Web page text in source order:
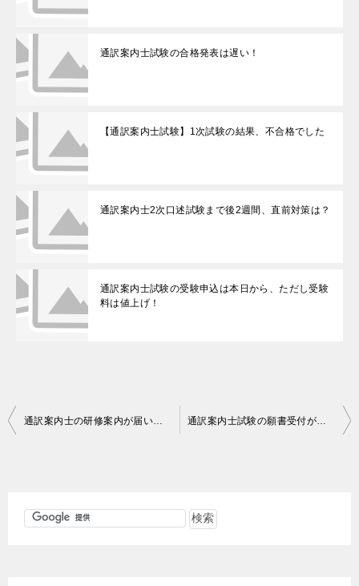
通訳案内士試験の合格発表は遅い！
【通訳案内士試験】1次試験の結果、不合格でした
通訳案内士2次口述試験まで後2週間、直前対策は？
通訳案内士試験の受験申込は本日から、ただし受験
料は値上げ！
投
通訳案内士の研修案内が届いたので、行けそうだったら行ってみます 通訳案内士試験の願書受付が始まっているようですね